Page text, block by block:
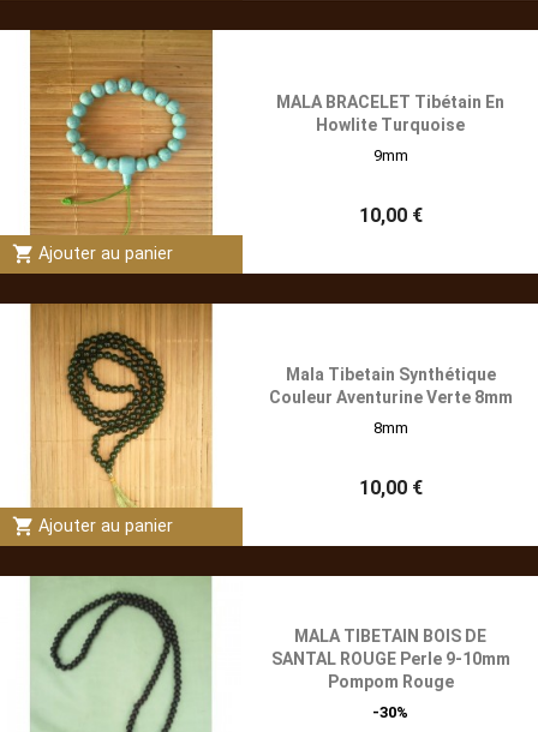
shopping_cart Ajouter au panier
MALA BRACELET Tibétain En
Howlite Turquoise
9mm
10,00 €
shopping_cart Ajouter au panier
Mala Tibetain Synthétique
Couleur Aventurine Verte 8mm
8mm
10,00 €
MALA TIBETAIN BOIS DE
SANTAL ROUGE Perle 9-10mm
Pompom Rouge
-30%